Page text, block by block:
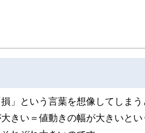
執筆・監修実績は3,500本を超える。
」という言葉を想像してしま
きい＝値動きの幅が大きいと